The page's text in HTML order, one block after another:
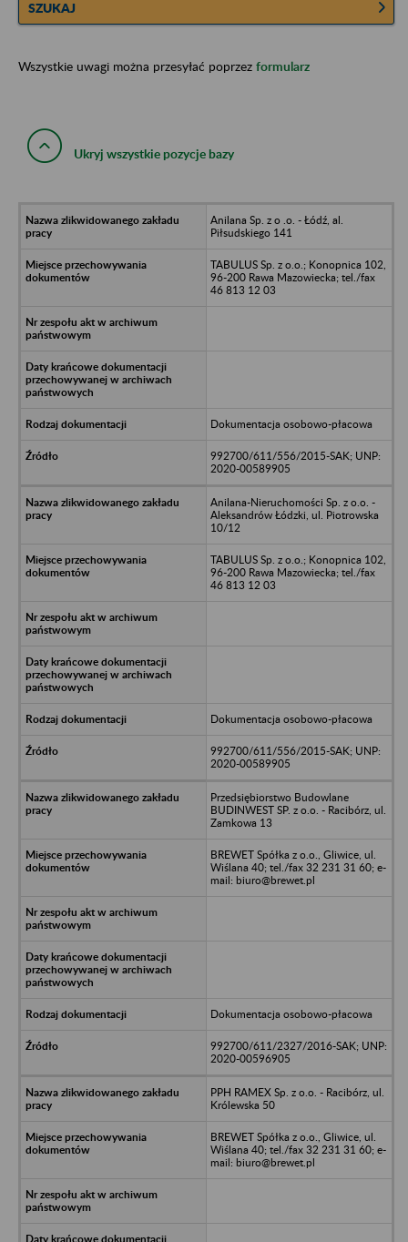
SZUKAJ
Wszystkie uwagi można przesyłać poprzez formularz
Ukryj wszystkie pozycje bazy
Anilana Sp. z o .o. - Łódź, al.
Piłsudskiego 141
TABULUS Sp. z o.o.; Konopnica 102,
96-200 Rawa Mazowiecka; tel./fax
46 813 12 03
Dokumentacja osobowo-płacowa
992700/611/556/2015-SAK; UNP:
2020-00589905
Anilana-Nieruchomości Sp. z o.o. -
Aleksandrów Łódzki, ul. Piotrowska
10/12
TABULUS Sp. z o.o.; Konopnica 102,
96-200 Rawa Mazowiecka; tel./fax
46 813 12 03
Dokumentacja osobowo-płacowa
992700/611/556/2015-SAK; UNP:
2020-00589905
Przedsiębiorstwo Budowlane
BUDINWEST SP. z o.o. - Racibórz, ul.
Zamkowa 13
BREWET Spółka z o.o., Gliwice, ul.
Wiślana 40; tel./fax 32 231 31 60; e-
mail: biuro@brewet.pl
Dokumentacja osobowo-płacowa
992700/611/2327/2016-SAK; UNP:
2020-00596905
PPH RAMEX Sp. z o.o. - Racibórz, ul.
Królewska 50
BREWET Spółka z o.o., Gliwice, ul.
Wiślana 40; tel./fax 32 231 31 60; e-
mail: biuro@brewet.pl